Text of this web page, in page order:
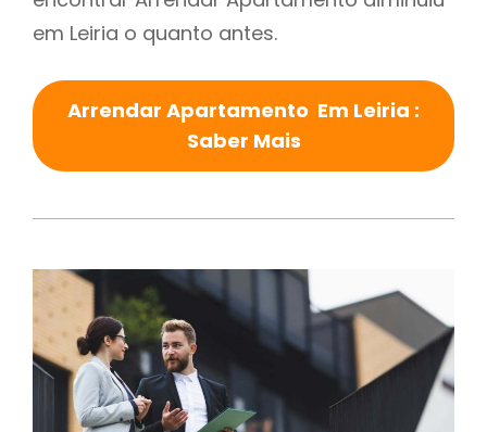
em Leiria o quanto antes.
Arrendar Apartamento Em Leiria :
Saber Mais